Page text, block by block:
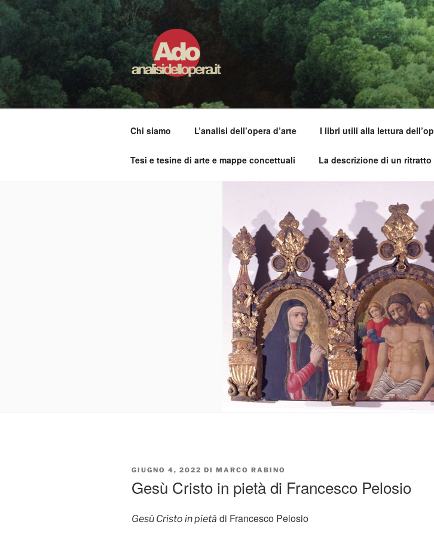
Salta
al
ADO ANALISI
Osservare le opere d'arte per capirle e imparare ad amarle
Chi siamo L’analisi dell’opera d’arte I libri utili alla lettura
Tesi e tesine di arte e mappe concettuali La descrizione di un ritratto
PUBBLICATO
GIUGNO 4, 2022 DI MARCO RABINO
Gesù Cristo in pietà di Francesco Pelosio
Gesù Cristo in pietà di Francesco Pelosio